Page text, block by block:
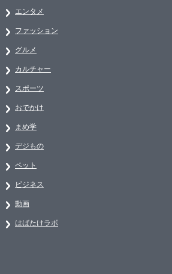
エンタメ
ファッション
グルメ
カルチャー
スポーツ
おでかけ
まめ学
デジもの
ペット
ビジネス
動画
はばたけラボ